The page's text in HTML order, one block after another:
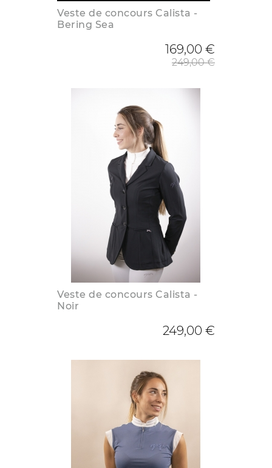
Veste de concours Calista -
Bering Sea
169,00 €
249,00 €
Veste de concours Calista -
Noir
249,00 €